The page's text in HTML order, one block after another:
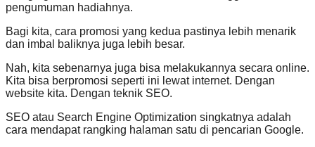
pengumuman hadiahnya.
Bagi kita, cara promosi yang kedua pastinya lebih menarik
dan imbal baliknya juga lebih besar.
Nah, kita sebenarnya juga bisa melakukannya secara online.
Kita bisa berpromosi seperti ini lewat internet. Dengan
website kita. Dengan teknik SEO.
SEO atau Search Engine Optimization singkatnya adalah
cara mendapat rangking halaman satu di pencarian Google.